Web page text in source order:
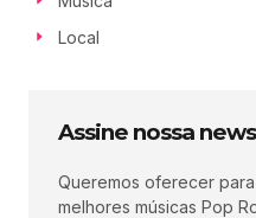
Local
Assine nossa
Queremos oferecer
melhores músicas Pop